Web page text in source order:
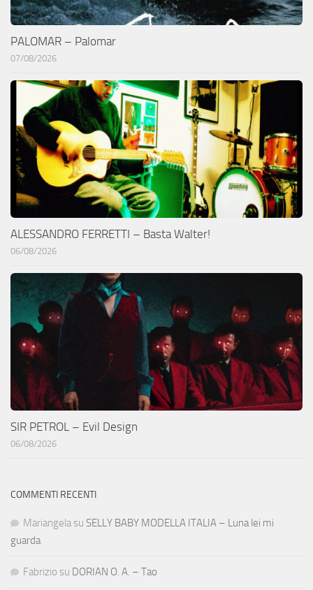
PALOMAR – Palomar
07/08/2026
ALESSANDRO FERRETTI – Basta Walter!
06/08/2026
SIR PETROL – Evil Design
06/08/2026
COMMENTI RECENTI
Mariangela su SELLY BABY MODELLA ITALIA – Luna lei mi
guarda
Fabrizio su DORIAN O. A. – Tao